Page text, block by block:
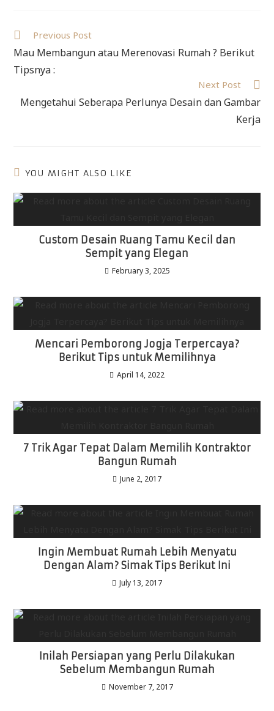
Previous Post
Mau Membangun atau Merenovasi Rumah ? Berikut
Tipsnya :
Next Post
Mengetahui Seberapa Perlunya Desain dan Gambar
Kerja
YOU MIGHT ALSO LIKE
Custom Desain Ruang Tamu Kecil dan
Sempit yang Elegan
February 3, 2025
Mencari Pemborong Jogja Terpercaya?
Berikut Tips untuk Memilihnya
April 14, 2022
7 Trik Agar Tepat Dalam Memilih Kontraktor
Bangun Rumah
June 2, 2017
Ingin Membuat Rumah Lebih Menyatu
Dengan Alam? Simak Tips Berikut Ini
July 13, 2017
Inilah Persiapan yang Perlu Dilakukan
Sebelum Membangun Rumah
November 7, 2017